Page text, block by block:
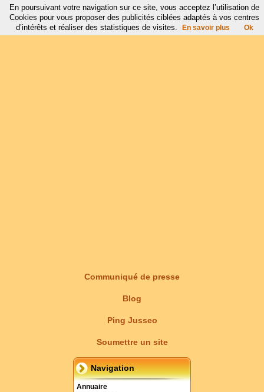
Communiqué de presse
Blog
Ping Jusseo
Soumettre un site
Navigation
Annuaire
En poursuivant votre navigation sur ce site, vous acceptez l’utilisation de
Cookies pour vous proposer des publicités ciblées adaptés à vos centres
d’intérêts et réaliser des statistiques de visites.
En savoir plus Ok